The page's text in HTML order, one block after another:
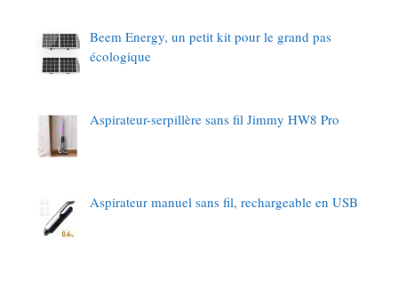
Beem Energy, un petit kit pour le grand pas
écologique
Aspirateur-serpillère sans fil Jimmy HW8 Pro
Aspirateur manuel sans fil, rechargeable en USB